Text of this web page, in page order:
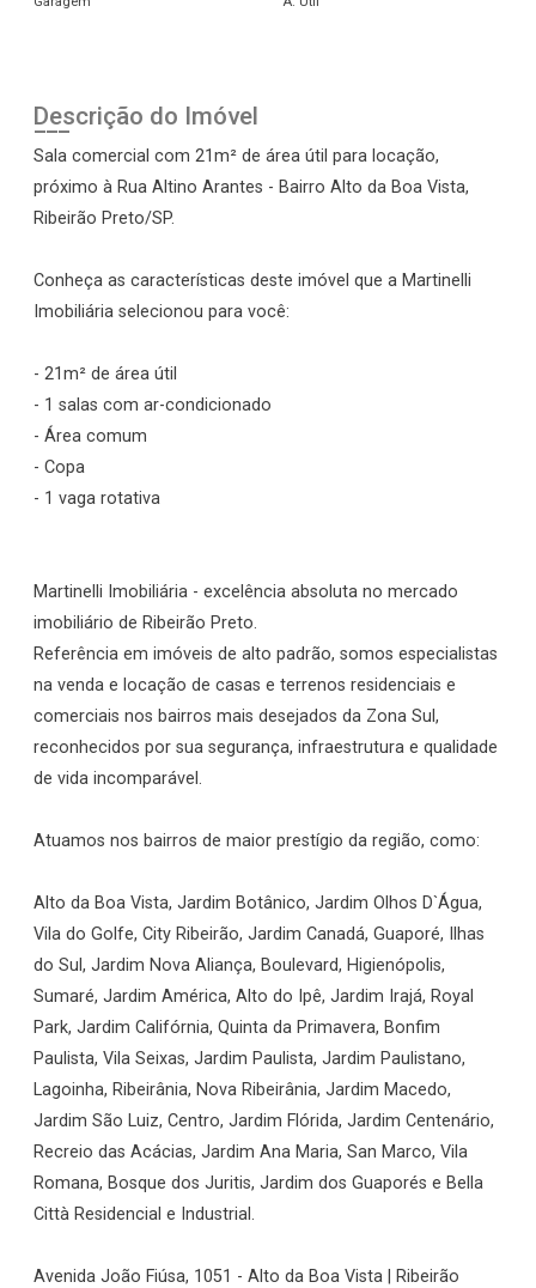
Descrição do Imóvel
Sala comercial com 21m² de área útil para locação,
próximo à Rua Altino Arantes - Bairro Alto da Boa Vista,
Ribeirão Preto/SP.
Conheça as características deste imóvel que a Martinelli
Imobiliária selecionou para você:
- 21m² de área útil
- 1 salas com ar-condicionado
- Área comum
- Copa
- 1 vaga rotativa
Martinelli Imobiliária - excelência absoluta no mercado
imobiliário de Ribeirão Preto.
Referência em imóveis de alto padrão, somos especialistas
na venda e locação de casas e terrenos residenciais e
comerciais nos bairros mais desejados da Zona Sul,
reconhecidos por sua segurança, infraestrutura e qualidade
de vida incomparável.
Atuamos nos bairros de maior prestígio da região, como:
Alto da Boa Vista, Jardim Botânico, Jardim Olhos D`Água,
Vila do Golfe, City Ribeirão, Jardim Canadá, Guaporé, Ilhas
do Sul, Jardim Nova Aliança, Boulevard, Higienópolis,
Sumaré, Jardim América, Alto do Ipê, Jardim Irajá, Royal
Park, Jardim Califórnia, Quinta da Primavera, Bonfim
Paulista, Vila Seixas, Jardim Paulista, Jardim Paulistano,
Lagoinha, Ribeirânia, Nova Ribeirânia, Jardim Macedo,
Jardim São Luiz, Centro, Jardim Flórida, Jardim Centenário,
Recreio das Acácias, Jardim Ana Maria, San Marco, Vila
Romana, Bosque dos Juritis, Jardim dos Guaporés e Bella
Città Residencial e Industrial.
Avenida João Fiúsa, 1051 - Alto da Boa Vista | Ribeirão